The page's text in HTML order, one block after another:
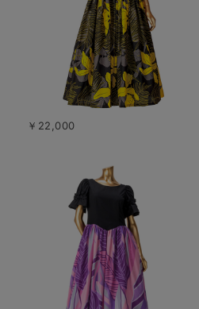
￥22,000